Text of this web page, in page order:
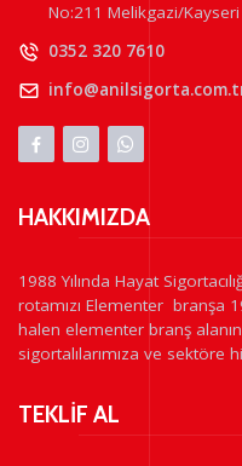
No:211 Melikgazi/Kayseri
0352 320 7610
HAKKIMIZDA
1988 Yılında Hayat
rotamızı Elementer branşa
halen elementer branş
sigortalılarımıza ve sektöre
TEKLİF AL